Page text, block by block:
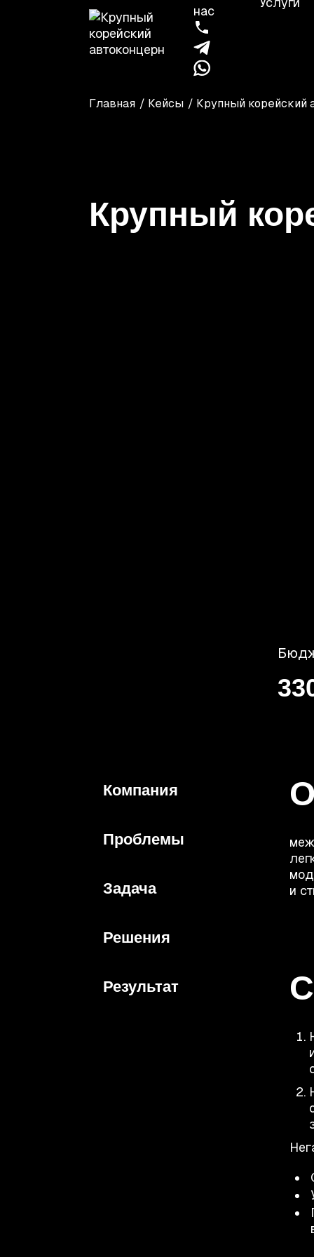
нас
Главная / Кейсы / Крупный корейский
Крупный
Компания
Проблемы
Задача
Решения
Результат
и